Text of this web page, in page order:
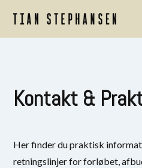
Kontakt &
Her finder du praktisk
retningslinjer for forløbet,